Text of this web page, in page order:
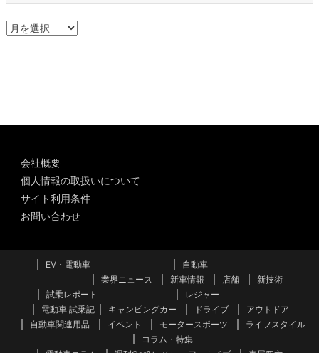
ア
会社概要
個人情報の取扱いについて
サイト利用条件
お問い合わせ
EV・電動車
自動車
業界ニュース
新車情報 店舗
新技術
試乗レポート
電動車 試乗記
レジャー
キャンピングカー
ドライブ
アウトドア
自動車関連用品
イベント モータースポーツ
ライフスタイル
コラム・特集